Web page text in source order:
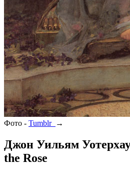
Фото - Tumblr →
Джон Уильям
the Rose